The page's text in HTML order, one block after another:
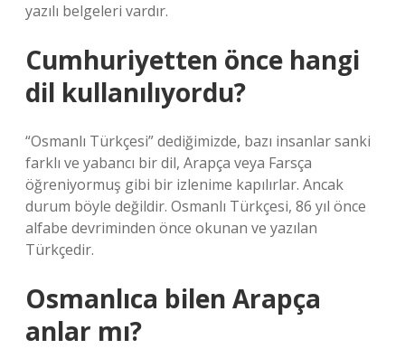
yazılı belgeleri vardır.
Cumhuriyetten önce hangi
dil kullanılıyordu?
“Osmanlı Türkçesi” dediğimizde, bazı insanlar sanki
farklı ve yabancı bir dil, Arapça veya Farsça
öğreniyormuş gibi bir izlenime kapılırlar. Ancak
durum böyle değildir. Osmanlı Türkçesi, 86 yıl önce
alfabe devriminden önce okunan ve yazılan
Türkçedir.
Osmanlıca bilen Arapça
anlar mı?